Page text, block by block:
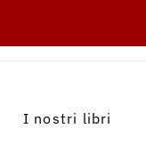
I nostri libri